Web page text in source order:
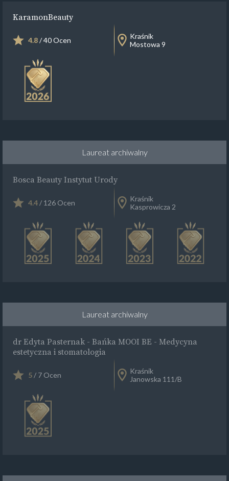
KaramonBeauty
4.8/ 40 Ocen
Kraśnik
Mostowa 9
Laureat archiwalny
Bosca Beauty Instytut Urody
4.4/ 126 Ocen
Kraśnik
Kasprowicza 2
Laureat archiwalny
dr Edyta Pasternak - Bańka MOOI BE - Medycyna
estetyczna i stomatologia
5/ 7 Ocen
Kraśnik
Janowska 111/B